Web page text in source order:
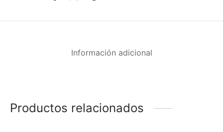
Información adicional
Productos relacionados